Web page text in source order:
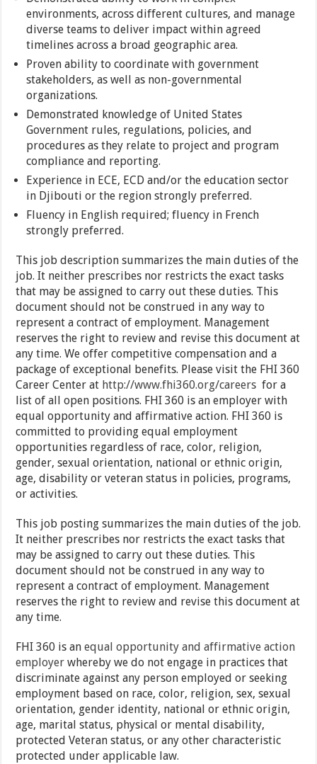
environments, across different cultures, and manage
diverse teams to deliver impact within agreed
timelines across a broad geographic area.
Proven ability to coordinate with government
stakeholders, as well as non-governmental
organizations.
Demonstrated knowledge of United States
Government rules, regulations, policies, and
procedures as they relate to project and program
compliance and reporting.
Experience in ECE, ECD and/or the education sector
in Djibouti or the region strongly preferred.
Fluency in English required; fluency in French
strongly preferred.
This job description summarizes the main duties of the
job. It neither prescribes nor restricts the exact tasks
that may be assigned to carry out these duties. This
document should not be construed in any way to
represent a contract of employment. Management
reserves the right to review and revise this document at
any time. We offer competitive compensation and a
package of exceptional benefits. Please visit the FHI 360
Career Center at http://www.fhi360.org/careers for a
list of all open positions. FHI 360 is an employer with
equal opportunity and affirmative action. FHI 360 is
committed to providing equal employment
opportunities regardless of race, color, religion,
gender, sexual orientation, national or ethnic origin,
age, disability or veteran status in policies, programs,
or activities.
This job posting summarizes the main duties of the job.
It neither prescribes nor restricts the exact tasks that
may be assigned to carry out these duties. This
document should not be construed in any way to
represent a contract of employment. Management
reserves the right to review and revise this document at
any time.
FHI 360 is anequal opportunity and affirmative action
employer whereby we do not engage in practices that
discriminate against any person employed or seeking
employment based on race, color, religion, sex, sexual
orientation, gender identity, national or ethnic origin,
age, marital status, physical or mental disability,
protected Veteran status, or any other characteristic
protected under applicable law.